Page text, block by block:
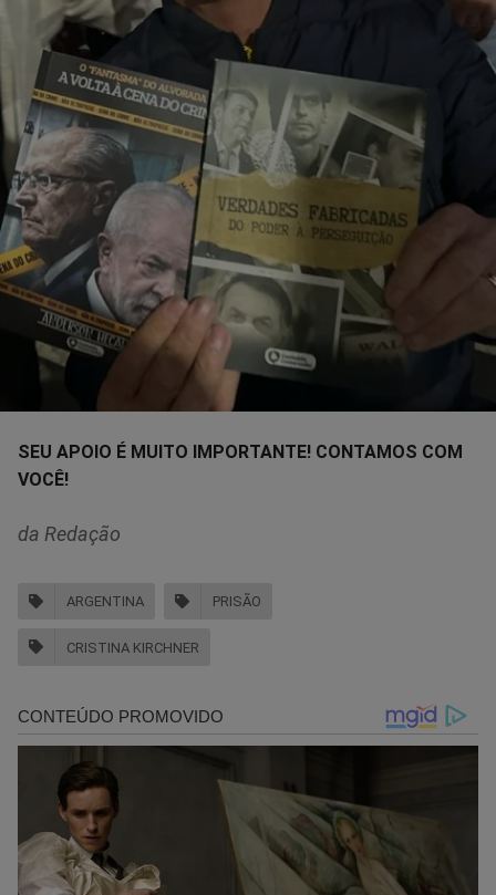
SEU APOIO É MUITO IMPORTANTE! CONTAMOS COM
VOCÊ!
da Redação
ARGENTINA PRISÃO
CRISTINA KIRCHNER